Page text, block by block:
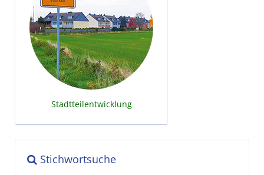
Stadtteilentwicklung
Stichwortsuche